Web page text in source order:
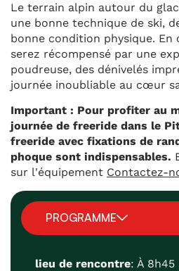
Le terrain alpin autour du
une bonne technique de ski,
bonne condition physique. En
serez récompensé par une
poudreuse, des dénivelés
journée inoubliable au cœur
Important : Pour profiter au
journée de freeride dans le
freeride avec fixations de
phoque sont indispensables.
sur l'équipement Contactez-
PROGRAMME
lieu de rencontre: À